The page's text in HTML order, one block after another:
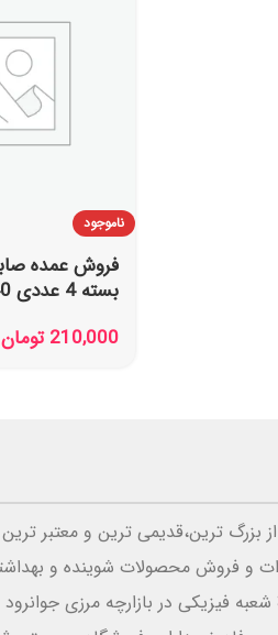
ناموجود
بسته 4 عددی 140 گرمی
210,000 تومان
بزرگ ترین،قدیمی ترین و معتبر ترین
و فروش محصولات شوینده و
فعالیت خود را در سال 1377 با 3 شعبه فیزیکی در بازارچه مرزی